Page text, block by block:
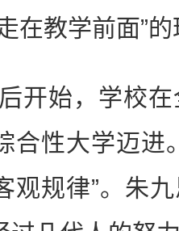
在教学前面”
始，学校在
合性大学迈进
观规律”。朱